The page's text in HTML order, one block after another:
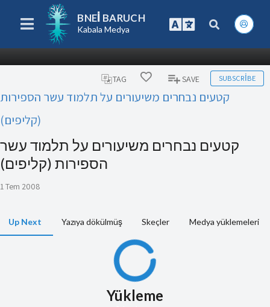
BNEI BARUCH
Kabala Medya
TAG SAVE SUBSCRIBE
קטעים נבחרים משיעורים על תלמוד עשר הספירות
(קליפים)
קטעים נבחרים משיעורים על תלמוד עשר
הספירות (קליפים)
1 Tem 2008
Up Next Yazıya dökülmüş Skeçler Medya yüklemeleri
Yükleme